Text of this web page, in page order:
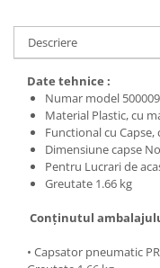
Debitare gresie /
Echipamente atelier
Fierastraie si topoare
Gletiere , spacluri si
Pensule si trafaleti
Scari , lize si depozitare
Aparate de masura si
Echere si compasuri
Descriere
Date tehnice :
Numar model
Material Plastic, cu
Functional cu Capse,
Dimensiune capse
Pentru Lucrari de
Greutate 1.66 kg
Conţinutul
• Capsator pneumatic